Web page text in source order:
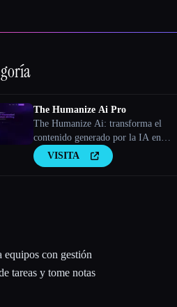
The Humanize Ai Pro
The Humanize Ai: transforma el
contenido generado por la IA en
escritura humana
VISITA
equipos con gestión
tareas y tome notas